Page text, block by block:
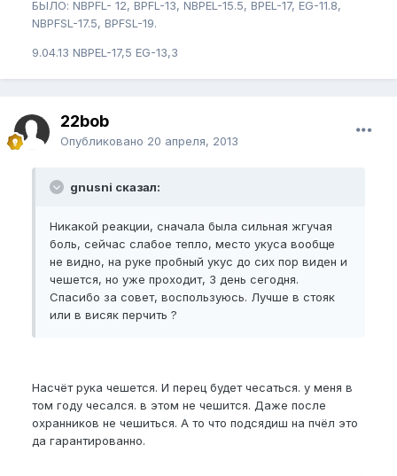
БЫЛО: NBPFL- 12, BPFL-13, NBPEL-15.5, BPEL-17, EG-11.8,
NBPFSL-17.5, BPFSL-19.
9.04.13 NBPEL-17,5 EG-13,3
22bob
Опубликовано 20 апреля, 2013
gnusni сказал:
Никакой реакции, сначала была сильная жгучая
боль, сейчас слабое тепло, место укуса вообще
не видно, на руке пробный укус до сих пор виден и
чешется, но уже проходит, 3 день сегодня.
Спасибо за совет, воспользуюсь. Лучше в стояк
или в висяк перчить ?
Насчёт рука чешется. И перец будет чесаться. у меня в
том году чесался. в этом не чешится. Даже после
охранников не чешиться. А то что подсядиш на пчёл это
да гарантированно.